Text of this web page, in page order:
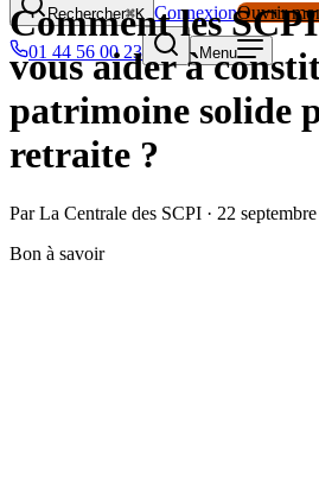
Rechercher⌘K ConnexionOuvrir
01 44 56 00 23
Menu
Comment les
vous aider à
patrimoine solide
retraite ?
Par La Centrale des SCPI · 22
Bon à savoir